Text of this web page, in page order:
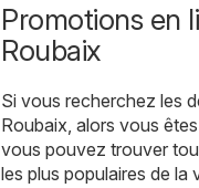
Promotions en
Roubaix
Si vous recherchez les
Roubaix, alors vous
vous pouvez trouver
les plus populaires de la